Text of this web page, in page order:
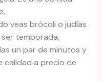
veas brócoli o judías
temporada,
un par de minutos y
calidad a precio de